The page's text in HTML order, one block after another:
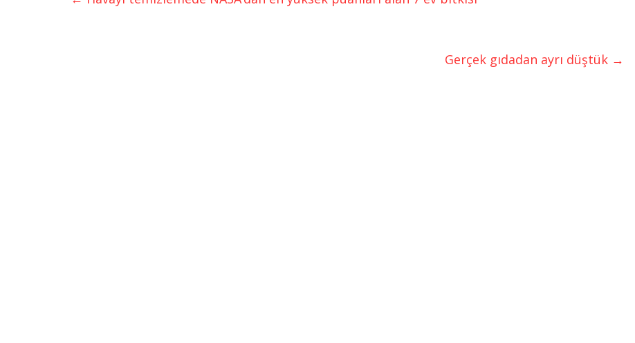
Gerçek gıdadan ayrı düştük →